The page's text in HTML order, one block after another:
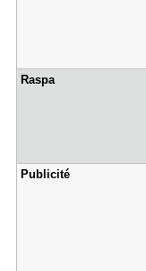
Raspa
Publicité